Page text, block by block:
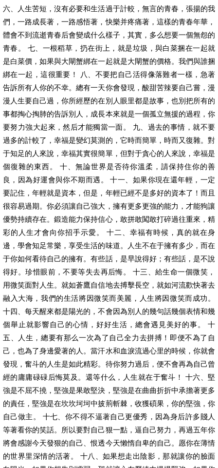
六、人生苦短，沒有必要和生活過于計較，無言的青春，張揚的我
們，一路成長著，一路感悟著，快樂并疼痛著，這樣的青春年華，
體會不到流逝青春后會變成什么樣子，其實，多么想要一個無怨的
青春。 七、一根稻草，扔在街上，就是垃圾，與白菜捆在一起就
是白菜價，如果與大閘蟹綁在一起就是大閘蟹的價格。我們與誰捆
綁在一起，這很重要！ 八、不要把自己活得像落難者一樣，急著
告訴所有人你的不幸。總有一天你會發現，酸甜苦辣要自己嘗，漫
漫人生要自己過，你所經歷的在別人眼里都是故事，也別把所有的
事都掏心掏肺的告訴別人，成長本來就是一個孤立無援的過程，你
要努力強大起來，然后才能獨當一面。 九、過去的事情，就不要
過多的計較了，幸福是變幻莫測的，它時而簡單，時而又復雜。對
于知足的人來說，幸福其實很簡單，但對于貪心的人來說，幸福是
個復雜的東西。 十、無論世界是否待你溫柔，請保持住你的善
良，因為好運會與你不期而遇。 十一、如果你現在還年輕，一定
要記住，年輕就是資本，但是，年輕已經不是多好的資本了！而且
很容易過期。你必須讓自己強大，擁有更多更強的能力，才能狗讓
優勢持續存在。鍛造能力保持信心，敢拼敢闖敢打碎過往重來，精
彩的人生才會向你招手示愛。 十二、幸福有時候，真的就在身
邊，學會知足常樂，享受生活的味道。人生不在于擁有多少，而在
于你如何看待自己的擁有。有些話，是早說得好；有些話，是不說
得好。珍惜眼前，不要等失去再后悔。 十三、給生命一個微笑，
用微笑面對人生。就如蒼鷹自信地去搏擊長空，就如河流歡快著去
融入大海，我們的生活將因微笑而美麗，人生將因微笑而成功。
十四、每天醒來都是陽光的，不會因為別人的幾句話幾個表情和幾
個舉止就影響自己的心情，好好生活，總會遇見美好的事。 十
五、人生，總要有那么一次為了自己全力去拼搏！即便不為了自
己，也為了身邊愛著的人。當汗水和血淚流過心里的時候，你就會
發現，奮斗的人生是如此精彩。待你努力過后，便不會再為自己曾
經的庸庸碌碌后悔莫及。還等什么，人生就在于奮斗！ 十六、堅
強是不屈不撓，堅強是果敢堅決，堅強是在曲曲折折中承擔著更多
的責任，堅強是在坎坎坷坷中披荊斬棘，收獲碩果，你的堅強，你
自己做主。 十七、你不得不逼著自己更優秀，因為身后許多賤人
等著看你的笑話。所以要對自己狠一點，逼自己努力，再過五年你
將會感謝今天發狠的自己、恨透今天懶惰自卑的自己。愿你在薄情
的世界里深情的活著。 十八、如果想走出陰影，那就讓你的臉面